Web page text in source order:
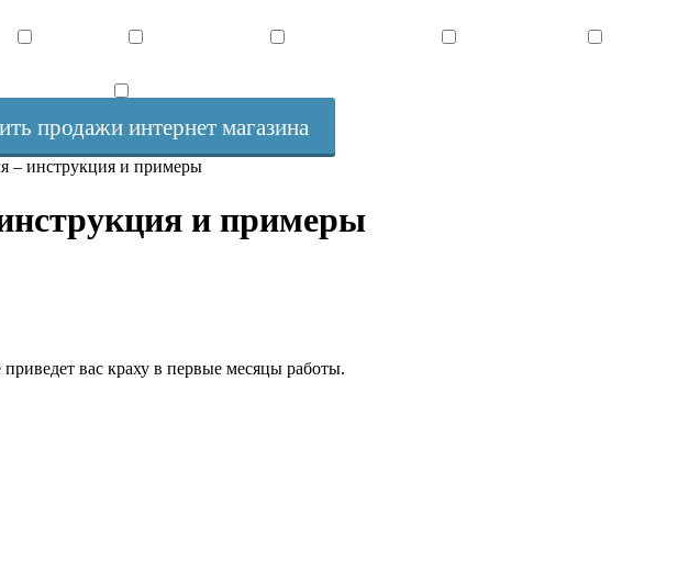
продажи интернет магазина
– инструкция и примеры
и примеры
вас краху в первые месяцы работы.